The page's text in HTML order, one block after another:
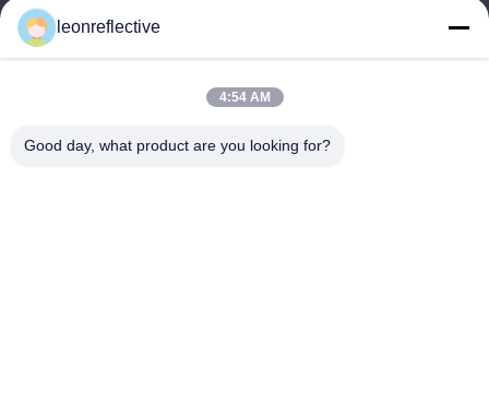
9:00-18:00
عنواننا
التكنولوجيا العالية، هيفي، أنهوي، الصين
leonreflective
4:54 AM
Good day, what product are you looking for?